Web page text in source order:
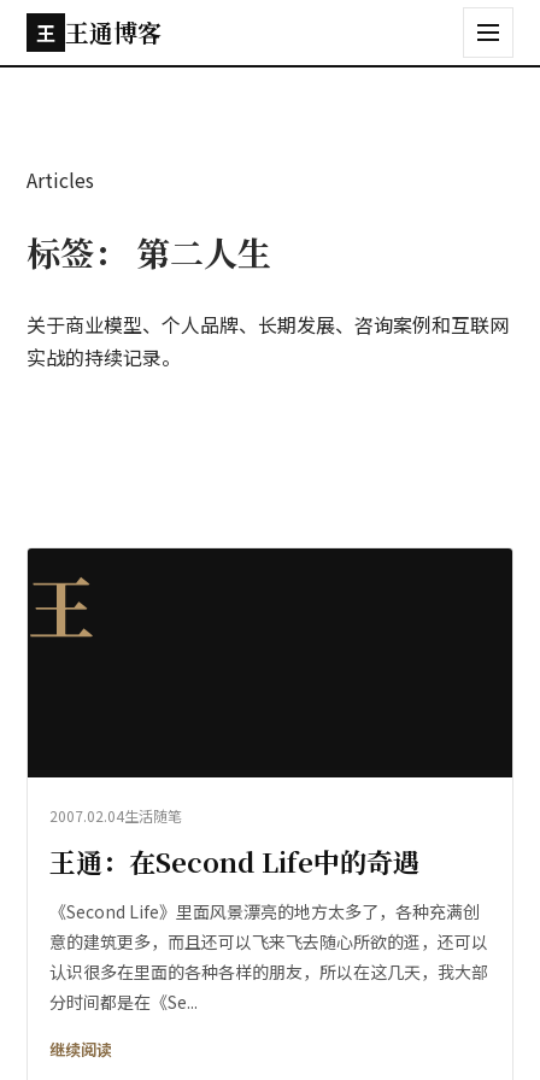
王 王通博客
Articles
标签： 第二人生
关于商业模型、个人品牌、长期发展、咨询案例和互联网
实战的持续记录。
王
2007.02.04生活随笔
王通：在Second Life中的奇遇
《Second Life》里面风景漂亮的地方太多了，各种充满创
意的建筑更多，而且还可以飞来飞去随心所欲的逛，还可以
认识很多在里面的各种各样的朋友，所以在这几天，我大部
分时间都是在《Se...
继续阅读